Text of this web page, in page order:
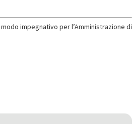
impegnativo per l’Amministrazione di